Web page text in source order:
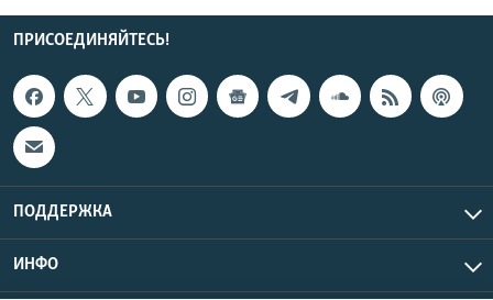
ПРИСОЕДИНЯЙТЕСЬ!
ПОДДЕРЖКА
ИНФО